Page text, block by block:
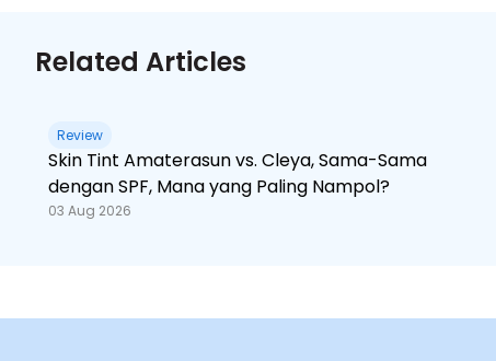
Related Articles
Review
Skin Tint Amaterasun vs. Cleya, Sama-Sama
dengan SPF, Mana yang Paling Nampol?
03 Aug 2026